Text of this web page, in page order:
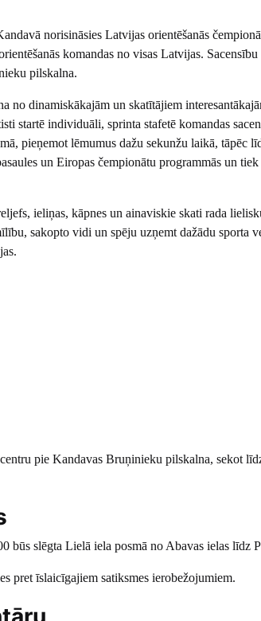
norisināsies Latvijas orientēšanās
komandas no visas Latvijas. Sacensību
pilskalna.
no dinamiskākajām un skatītājiem
startē individuāli, sprinta stafetē komandas
pieņemot lēmumus dažu sekunžu laikā, tāpēc
un Eiropas čempionātu programmās un
ieliņas, kāpnes un ainaviskie skati rada
sakopto vidi un spēju uzņemt dažādu sporta
pie Kandavas Bruņinieku pilskalna, sekot
būs slēgta Lielā iela posmā no Abavas ielas līdz
pret īslaicīgajiem satiksmes ierobežojumiem.